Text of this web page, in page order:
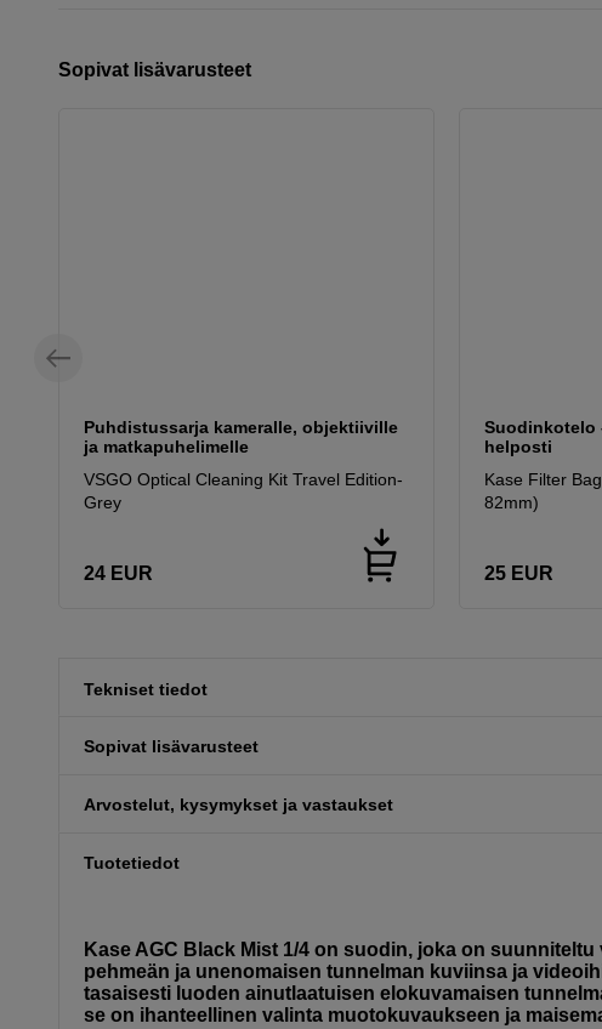
Sopivat lisävarusteet
Puhdistussarja kameralle, objektiiville
ja matkapuhelimelle
VSGO Optical Cleaning Kit Travel Edition-
Grey
24 EUR
Suodinkotelo
helposti
Kase Filter
82mm)
25 EUR
Tekniset tiedot
Sopivat lisävarusteet
Arvostelut, kysymykset ja vastaukset
Tuotetiedot
Kase AGC Black Mist 1/4 on suodin, joka on
pehmeän ja unenomaisen tunnelman kuviinsa ja
tasaisesti luoden ainutlaatuisen elokuvamaisen
se on ihanteellinen valinta muotokuvaukseen ja